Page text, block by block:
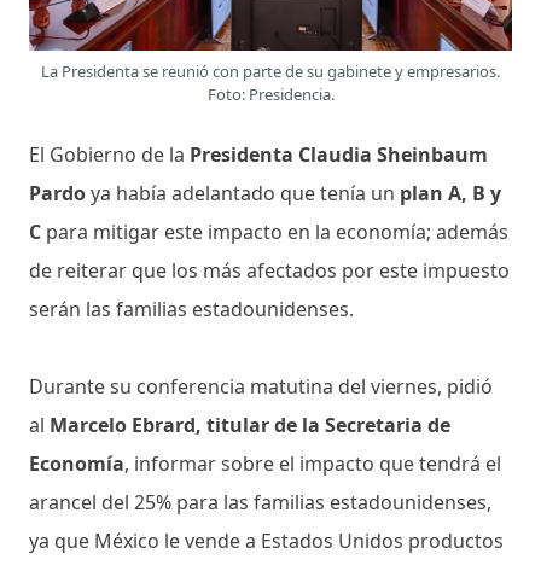
La Presidenta se reunió con parte de su gabinete y empresarios.
Foto: Presidencia.
El Gobierno de la Presidenta Claudia Sheinbaum
Pardoya había adelantado que tenía un plan A, B y
C para mitigar este impacto en la economía; además
de reiterar que los más afectados por este impuesto
serán las familias estadounidenses.
Durante su conferencia matutina del viernes, pidió
al Marcelo Ebrard, titular de la Secretaria de
Economía, informar sobre el impacto que tendrá el
arancel del 25% para las familias estadounidenses,
ya que México le vende a Estados Unidos productos